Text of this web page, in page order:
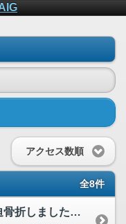
アクセス数順
全8件
しりもちをついたら、背骨を圧迫骨折しました。これは後遺障害保険金の対象になりますか？